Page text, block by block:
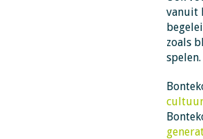
vanuit
zoals
spelen.